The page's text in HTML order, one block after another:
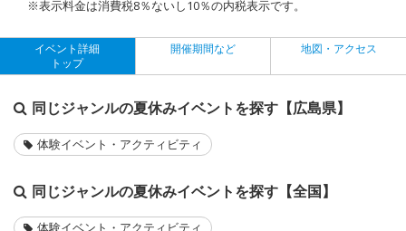
※表示料金は消費税8％ないし10％の内税表示です。
イベント詳細
トップ
開催期間など 地図・アクセス
同じジャンルの夏休みイベントを探す【広島県】
体験イベント・アクティビティ
同じジャンルの夏休みイベントを探す【全国】
体験イベント・アクティビティ